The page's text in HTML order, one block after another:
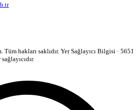
hakları saklıdır. Yer Sağlayıcı Bilgisi · 5651